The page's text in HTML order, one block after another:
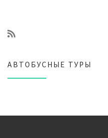
АВТОБУСНЫЕ ТУРЫ